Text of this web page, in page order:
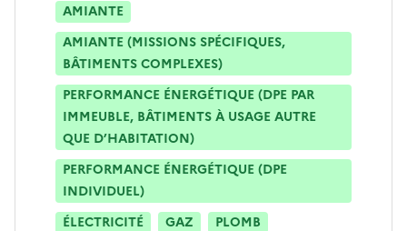
AMIANTE
AMIANTE (MISSIONS SPÉCIFIQUES,
BÂTIMENTS COMPLEXES)
PERFORMANCE ÉNERGÉTIQUE (DPE PAR
IMMEUBLE, BÂTIMENTS À USAGE AUTRE
QUE D’HABITATION)
PERFORMANCE ÉNERGÉTIQUE (DPE
INDIVIDUEL)
ÉLECTRICITÉ
GAZ PLOMB